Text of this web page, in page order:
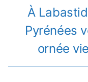
À
Pyrénées
ornée